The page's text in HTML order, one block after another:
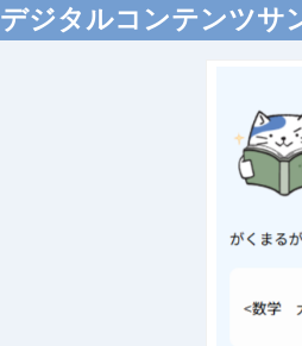
デジタルコンテンツサ